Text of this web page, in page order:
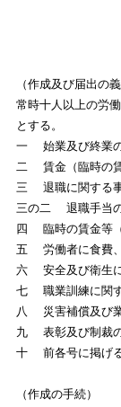
（作成及び届出の義
常時十人以上の労
とする。
一 始業及び終業の
二 賃金（臨時の賃
三 退職に関する事
三の二 退職手当の
四 臨時の賃金等（
五 労働者に食費、
六 安全及び衛生に
七 職業訓練に関す
八 災害補償及び業
九 表彰及び制裁の
十 前各号に掲げる
（作成の手続）